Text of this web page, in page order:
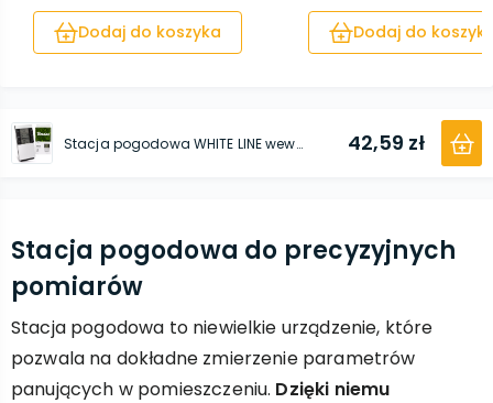
Dodaj do koszyka
Dodaj do
Stacja pogodowa WHITE LINE wewnętrzna 6-funkcyjna 42,59 zł
Stacja pogodowa do precyzyjnych
pomiarów
Stacja pogodowa to niewielkie urządzenie, które
pozwala na dokładne zmierzenie parametrów
panujących w pomieszczeniu. Dzięki niemu